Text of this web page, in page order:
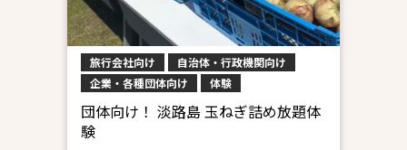
旅行会社向け
自治体・行政機関向け
企業・各種団体向け
体験
団体向け！ 淡路島 玉ねぎ詰め放題体
験